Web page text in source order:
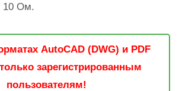
10 Ом.
AutoCAD (DWG) и PDF
зарегистрированным
пользователям!